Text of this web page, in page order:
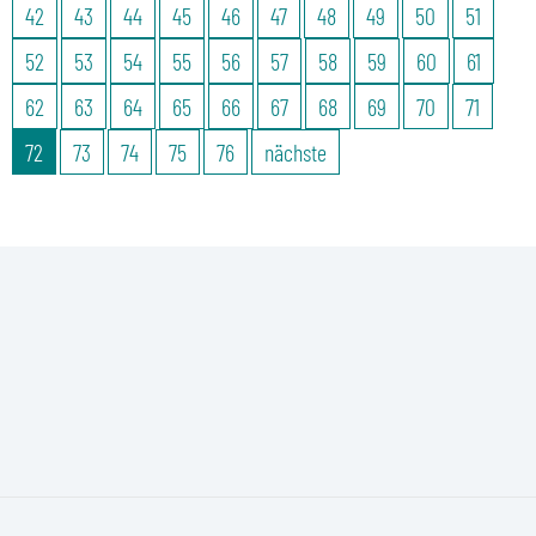
42
43 44 45 46 47 48 49 50
51
52
53 54 55 56 57 58 59 60
61
62
63 64 65 66 67 68 69 70
71
72
73 74 75 76 nächste